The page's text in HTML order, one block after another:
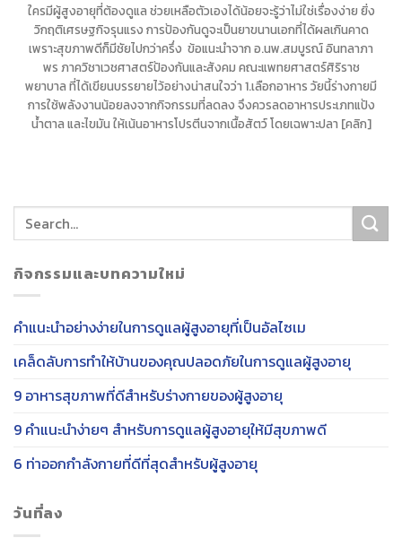
กิจกรรมและบทความใหม่
คำแนะนำอย่างง่ายในการดูแลผู้สูงอายุที่เป็นอัลไซเม
เคล็ดลับการทำให้บ้านของคุณปลอดภัยในการดูแลผู้สูงอายุ
9 อาหารสุขภาพที่ดีสำหรับร่างกายของผู้สูงอายุ
9 คำแนะนำง่ายๆ สำหรับการดูแลผู้สูงอายุให้มีสุขภาพดี
6 ท่าออกกำลังกายที่ดีที่สุดสำหรับผู้สูงอายุ
วันที่ลง
ใครมีผู้สูงอายุที่ต้องดูแล ช่วยเหลือตัวเองได้น้อยจะรู้ว่าไม่ใช่เรื่องง่าย ยิ่ง
วิกฤติเศรษฐกิจรุนแรง การป้องกันดูจะเป็นยาขนานเอกที่ได้ผลเกินคาด
เพราะสุขภาพดีก็มีชัยไปกว่าครึ่ง ข้อแนะนำจาก อ.นพ.สมบูรณ์ อินทลาภา
พร ภาควิชาเวชศาสตร์ป้องกันและสังคม คณะแพทยศาสตร์ศิริราช
พยาบาล ที่ได้เขียนบรรยายไว้อย่างน่าสนใจว่า 1.เลือกอาหาร วัยนี้ร่างกายมี
การใช้พลังงานน้อยลงจากกิจกรรมที่ลดลง จึงควรลดอาหารประเภทแป้ง
น้ำตาล และไขมัน ให้เน้นอาหารโปรตีนจากเนื้อสัตว์ โดยเฉพาะปลา [คลิก]